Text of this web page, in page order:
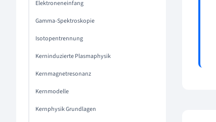
Elektroneneinfang
Gamma-Spektroskopie
Isotopentrennung
Kerninduzierte Plasmaphysik
Kernmagnetresonanz
Kernmodelle
Kernphysik Grundlagen